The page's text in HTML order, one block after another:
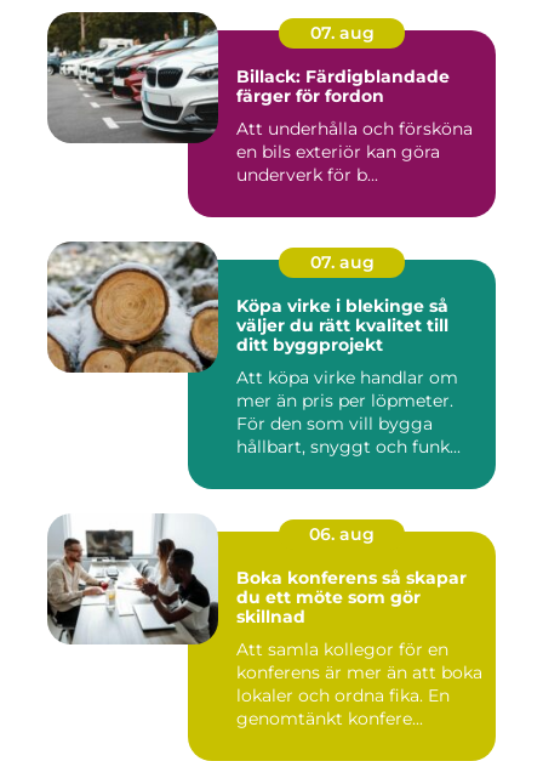
07. aug
Billack: Färdigblandade
färger för fordon
Att underhålla och försköna
en bils exteriör kan göra
underverk för b...
07. aug
Köpa virke i blekinge så
väljer du rätt kvalitet till
ditt byggprojekt
Att köpa virke handlar om
mer än pris per löpmeter.
För den som vill bygga
hållbart, snyggt och funk...
06. aug
Boka konferens så skapar
du ett möte som gör
skillnad
Att samla kollegor för en
konferens är mer än att boka
lokaler och ordna fika. En
genomtänkt konfere...